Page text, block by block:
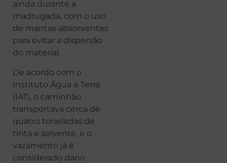
ainda durante a
madrugada, com o uso
de mantas absorventes
para evitar a dispersão
do material.
De acordo com o
Instituto Água e Terra
(IAT), o caminhão
transportava cerca de
quatro toneladas de
tinta e solvente, e o
vazamento já é
considerado dano